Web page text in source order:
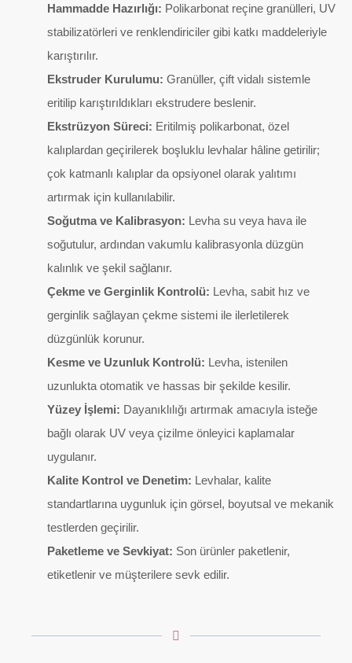
Hammadde Hazırlığı: Polikarbonat reçine granülleri, UV
stabilizatörleri ve renklendiriciler gibi katkı maddeleriyle
karıştırılır.
Ekstruder Kurulumu: Granüller, çift vidalı sistemle
eritilip karıştırıldıkları ekstrudere beslenir.
Ekstrüzyon Süreci: Eritilmiş polikarbonat, özel
kalıplardan geçirilerek boşluklu levhalar hâline getirilir;
çok katmanlı kalıplar da opsiyonel olarak yalıtımı
artırmak için kullanılabilir.
Soğutma ve Kalibrasyon: Levha su veya hava ile
soğutulur, ardından vakumlu kalibrasyonla düzgün
kalınlık ve şekil sağlanır.
Çekme ve Gerginlik Kontrolü: Levha, sabit hız ve
gerginlik sağlayan çekme sistemi ile ilerletilerek
düzgünlük korunur.
Kesme ve Uzunluk Kontrolü: Levha, istenilen
uzunlukta otomatik ve hassas bir şekilde kesilir.
Yüzey İşlemi: Dayanıklılığı artırmak amacıyla isteğe
bağlı olarak UV veya çizilme önleyici kaplamalar
uygulanır.
Kalite Kontrol ve Denetim: Levhalar, kalite
standartlarına uygunluk için görsel, boyutsal ve mekanik
testlerden geçirilir.
Paketleme ve Sevkiyat: Son ürünler paketlenir,
etiketlenir ve müşterilere sevk edilir.